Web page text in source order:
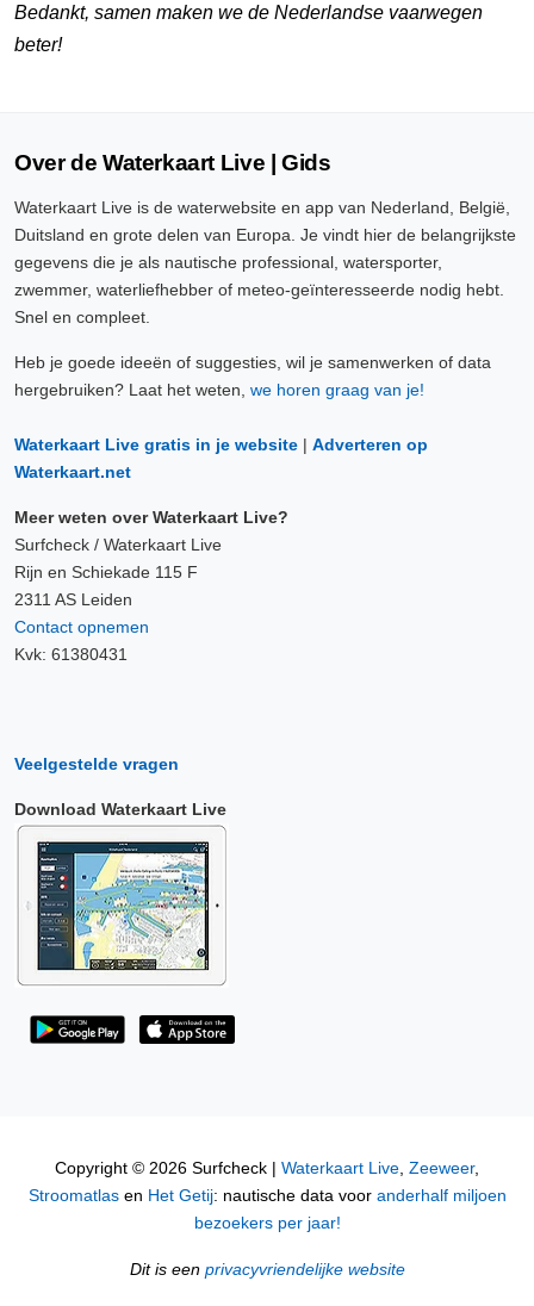
Bedankt, samen maken we de Nederlandse vaarwegen
beter!
Over de Waterkaart Live | Gids
Waterkaart Live is de waterwebsite en app van Nederland, België,
Duitsland en grote delen van Europa. Je vindt hier de belangrijkste
gegevens die je als nautische professional, watersporter,
zwemmer, waterliefhebber of meteo-geïnteresseerde nodig hebt.
Snel en compleet.
Heb je goede ideeën of suggesties, wil je samenwerken of data
hergebruiken? Laat het weten, we horen graag van je!
Waterkaart Live gratis in je website | Adverteren op
Waterkaart.net
Meer weten over Waterkaart Live?
Surfcheck / Waterkaart Live
Rijn en Schiekade 115 F
2311 AS Leiden
Contact opnemen
Kvk: 61380431
Veelgestelde vragen
Download Waterkaart Live
Copyright © 2026 Surfcheck | Waterkaart Live, Zeeweer,
Stroomatlasen Het Getij: nautische data voor anderhalf miljoen
bezoekers per jaar!
Dit is een privacyvriendelijke website